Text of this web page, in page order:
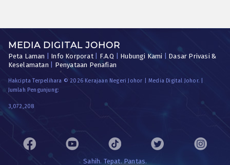
MEDIA DIGITAL JOHOR
Peta Laman Info Korporat| F.A.Q Hubungi Kami
Dasar Privasi &
Keselamatan
Penyataan Penafian
Hakcipta Terpelihara © 2026 Kerajaan Negeri Johor | Media Digital Johor. |
Jumlah Pengunjung:
3,072,208
Sahih. Tepat. Pantas.